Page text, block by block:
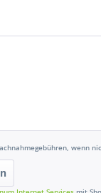
wenn